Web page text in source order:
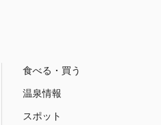
食べる・買う
温泉情報
スポット